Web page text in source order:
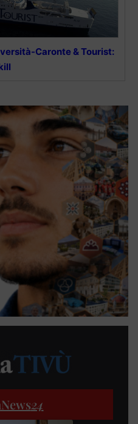
Caronte & Tourist:
24